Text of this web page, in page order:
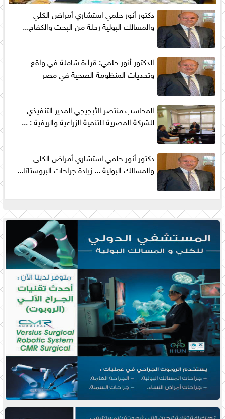
دكتور أنور حلمي استشاري أمراض الكلي
والمسالك البولية رحلة من البحث والكفاح...
الدكتور أنور حلمي: قراءة شاملة في واقع
وتحديات المنظومة الصحية في مصر
المحاسب منتصر الأبجيجي المدير التنفيذي
للشركة المصرية للتنمية الزراعية والريفية : ...
دكتور أنور حلمي استشاري أمراض الكلى
والمسالك البولية ... زيادة جراحات البروستاتا...